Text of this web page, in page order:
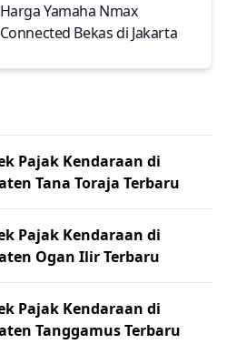
Harga Yamaha Nmax
Connected Bekas di Jakarta
Pajak Kendaraan di
Tana Toraja Terbaru
Pajak Kendaraan di
Ogan Ilir Terbaru
Pajak Kendaraan di
Tanggamus Terbaru